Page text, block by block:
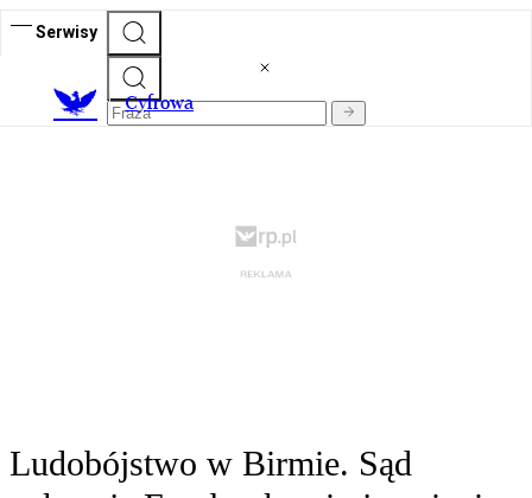
Serwisy
Cyfrowa
Ludobójstwo w Birmie. Sąd